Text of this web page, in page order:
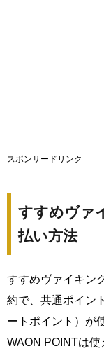
スポンサードリンク
すすめヴァ
払い方法
すすめヴァイキン
約で、共通ポイン
ートポイント）が
WAON POINTは使